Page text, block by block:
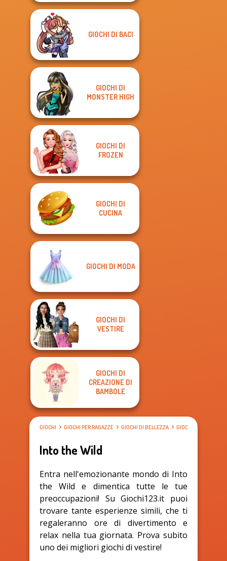
GIOCHI DI BACI
GIOCHI DI
MONSTER HIGH
GIOCHI DI
FROZEN
GIOCHI DI
CUCINA
GIOCHI DI MODA
GIOCHI DI
VESTIRE
GIOCHI DI
CREAZIONE DI
BAMBOLE
GIOCHI GIOCHI PER RAGAZZE GIOCHI DI BELLEZZA GIOCHI DI VESTIRE
Into the Wild
Entra nell'emozionante mondo di Into
the Wild e dimentica tutte le tue
preoccupazioni! Su Giochi123.it puoi
trovare tante esperienze simili, che ti
regaleranno ore di divertimento e
relax nella tua giornata. Prova subito
uno dei migliori giochi di vestire!